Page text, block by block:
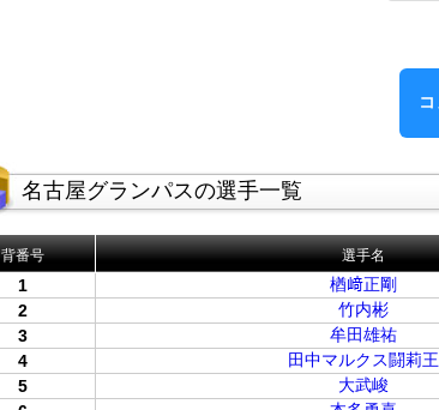
名古屋グランパスの選手一覧
背番号 選手名
1 楢﨑正剛
2
竹内彬
3
牟田雄祐
4
田中マルクス闘莉王
5
大武峻